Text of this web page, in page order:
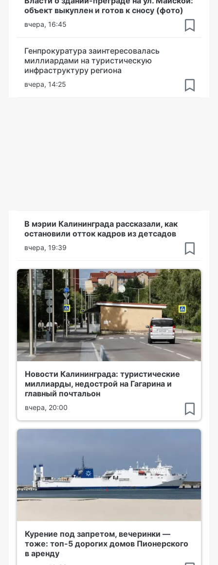
объект выкуплен и готов к сносу (фото)
вчера, 16:45
Генпрокуратура заинтересовалась
миллиардами на туристическую
инфраструктуру региона
вчера, 14:25
В мэрии Калининграда рассказали, как
остановили отток кадров из детсадов
вчера, 19:39
Новости Калининграда: туристические
миллиарды, недострой на Гагарина и
главный почтальон
вчера, 20:00
Курение под запретом, вечеринки —
тоже: топ-5 дорогих домов Пионерского
в аренду